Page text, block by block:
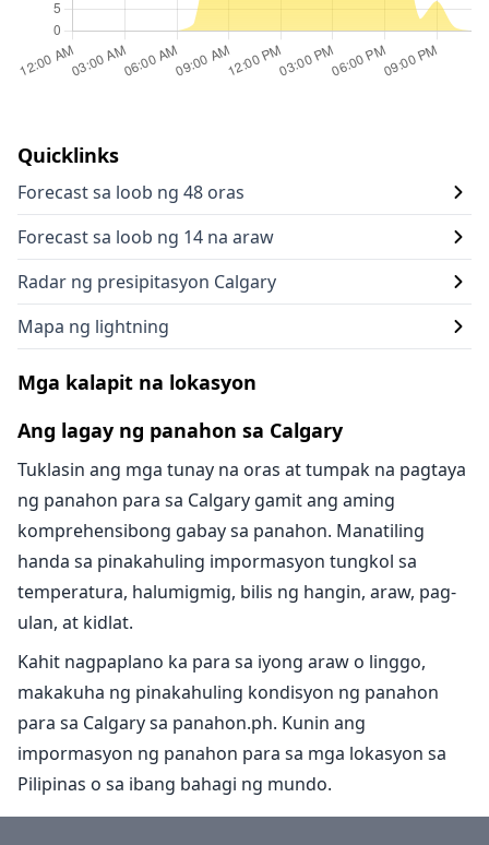
Quicklinks
Forecast sa loob ng 48 oras
Forecast sa loob ng 14 na araw
Radar ng presipitasyon Calgary
Mapa ng lightning
Mga kalapit na lokasyon
Ang lagay ng panahon sa Calgary
Tuklasin ang mga tunay na oras at tumpak na pagtaya
ng panahon para sa Calgary gamit ang aming
komprehensibong gabay sa panahon. Manatiling
handa sa pinakahuling impormasyon tungkol sa
temperatura, halumigmig, bilis ng hangin, araw, pag-
ulan, at kidlat.
Kahit nagpaplano ka para sa iyong araw o linggo,
makakuha ng pinakahuling kondisyon ng panahon
para sa Calgary sa panahon.ph. Kunin ang
impormasyon ng panahon para sa mga lokasyon sa
Pilipinas o sa ibang bahagi ng mundo.